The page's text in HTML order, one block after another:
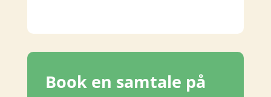
Book en samtale på